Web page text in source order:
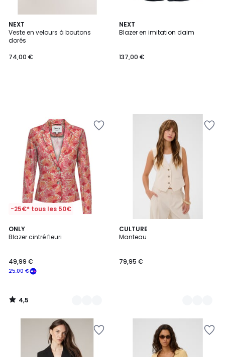
NEXT
Veste en velours à boutons
dorés
74,00 €
NEXT
Blazer en imitation daim
137,00 €
-25€* tous les 50€
ONLY
Blazer cintré fleuri
25,00 €
49,99 €
4,5
/ 5
2
Couleurs
4,5
/
CULTURE
Manteau
79,95 €
2
Couleurs